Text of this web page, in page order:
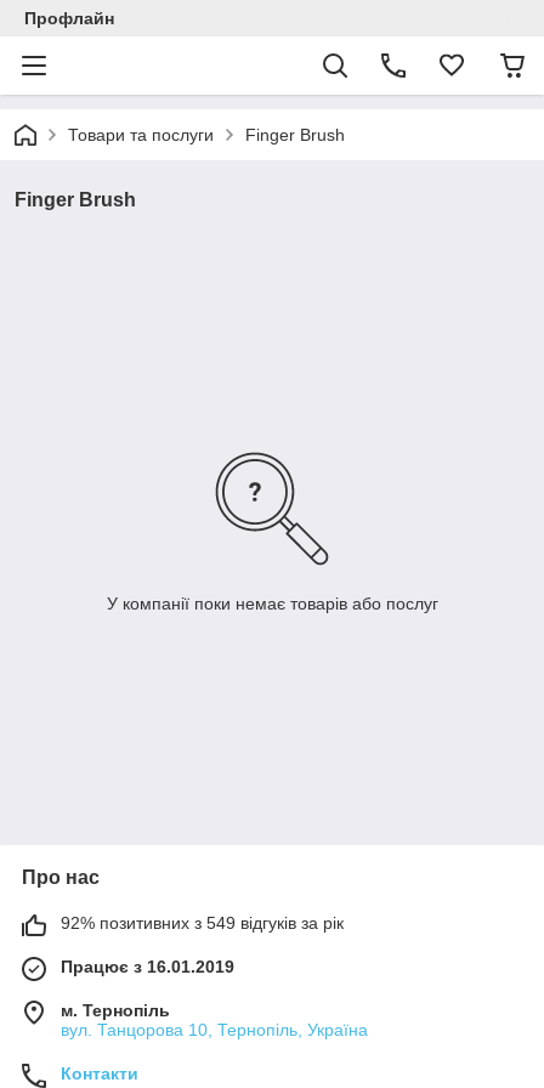
Профлайн
Товари та послуги Finger Brush
Finger Brush
У компанії поки немає товарів або послуг
Про нас
92% позитивних з 549 відгуків за рік
Працює з 16.01.2019
м. Тернопіль
вул. Танцорова 10, Тернопіль, Україна
Контакти